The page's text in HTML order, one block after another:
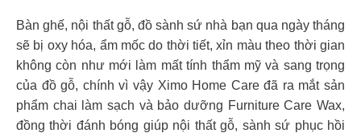
Bàn ghế, nội thất gỗ, đồ sành sứ nhà bạn qua ngày tháng
sẽ bị oxy hóa, ẩm mốc do thời tiết, xỉn màu theo thời gian
không còn như mới làm mất tính thẩm mỹ và sang trọng
của đồ gỗ, chính vì vậy Ximo Home Care đã ra mắt sản
phẩm chai làm sạch và bảo dưỡng Furniture Care Wax,
đồng thời đánh bóng giúp nội thất gỗ, sành sứ phục hồi